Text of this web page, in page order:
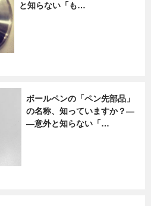
連載一覧
と知らない「も…
ボールペンの「ペン先部品」
の名称、知っていますか？―
―意外と知らない「…